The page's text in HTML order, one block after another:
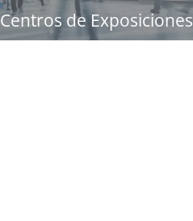
Centros de Exposiciones